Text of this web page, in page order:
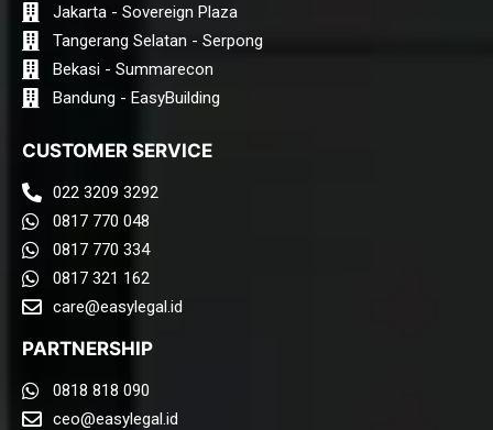
Jakarta - Sovereign Plaza
Tangerang Selatan - Serpong
Bekasi - Summarecon
Bandung - EasyBuilding
CUSTOMER SERVICE
022 3209 3292
0817 770 048
0817 770 334
0817 321 162
care@easylegal.id​
PARTNERSHIP
0818 818 090
ceo@easylegal.id